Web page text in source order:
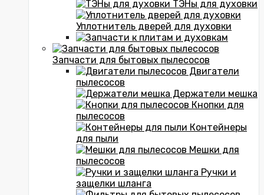
ТЭНы для духовки
Уплотнитель дверей для духовки
Запчасти для бытовых пылесосов
Двигатели
пылесосов
Держатели мешка
Кнопки для
пылесосов
Контейнеры
для пыли
Мешки для
пылесосов
Ручки и
защелки шланга